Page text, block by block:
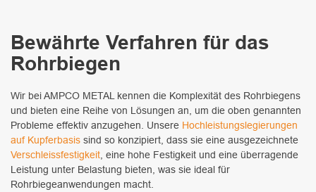
Bewährte Verfahren für das
Rohrbiegen
Wir bei AMPCO METAL kennen die Komplexität des Rohrbiegens
und bieten eine Reihe von Lösungen an, um die oben genannten
Probleme effektiv anzugehen. Unsere Hochleistungslegierungen
auf Kupferbasis sind so konzipiert, dass sie eine ausgezeichnete
Verschleissfestigkeit, eine hohe Festigkeit und eine überragende
Leistung unter Belastung bieten, was sie ideal für
Rohrbiegeanwendungen macht.